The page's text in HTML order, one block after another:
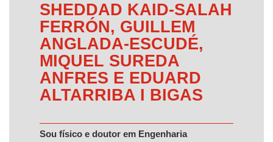
SHEDDAD KAID-SALAH
FERRÓN, GUILLEM
ANGLADA-ESCUDÉ,
MIQUEL SUREDA
ANFRES E EDUARD
ALTARRIBA I BIGAS
Sou físico e doutor em Engenharia